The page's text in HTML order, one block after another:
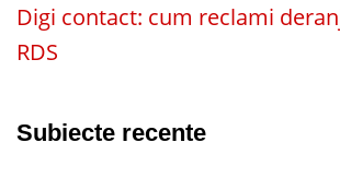
Digi contact: cum reclami
RDS
Subiecte recente